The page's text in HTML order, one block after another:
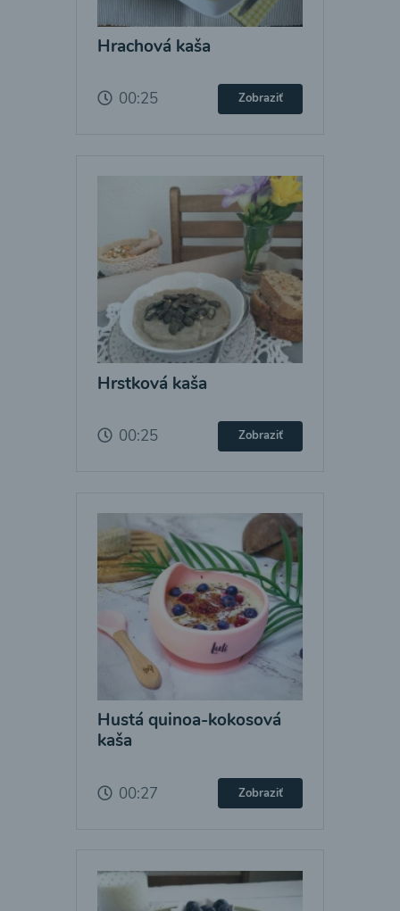
Hrachová kaša
00:25 Zobraziť
Hrstková kaša
00:25 Zobraziť
Hustá quinoa-kokosová
kaša
00:27 Zobraziť